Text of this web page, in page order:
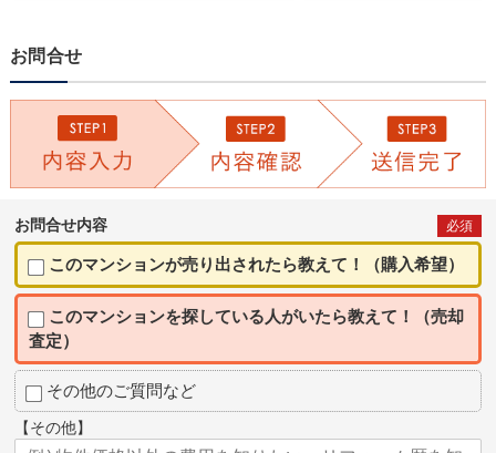
お問合せ
お問合せ内容 必須
このマンションが売り出されたら教えて！（購入希望）
このマンションを探している人がいたら教えて！（売却
査定）
その他のご質問など
【その他】